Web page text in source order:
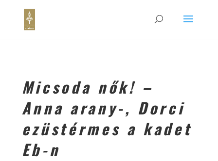
Micsoda nők! –
Anna arany-, Dorci
ezüstérmes a kadet
Eb-n